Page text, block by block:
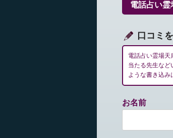
シ
ン
電話占い霊
口コミ
電話占い霊場天
当たる先生など
ような書き込み
お名前